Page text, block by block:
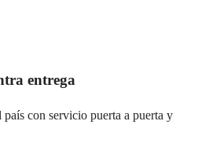
entrega
con servicio puerta a puerta y